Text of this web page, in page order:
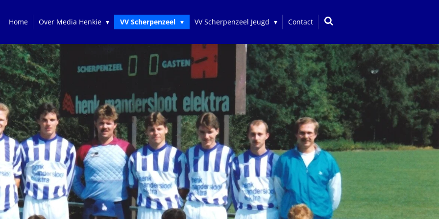
Home Over Media Henkie VV Scherpenzeel VV Scherpenzeel Jeugd Contact